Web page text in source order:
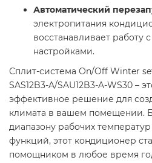
Автоматический
электропитания
восстанавливает работу
настройками.​
Сплит-система On/Off Winter
SAS12B3-A/SAU12B3-A-WS30 –
эффективное решение для
климата в вашем помещении.
диапазону рабочих
функций, этот кондиционер
помощником в любое время